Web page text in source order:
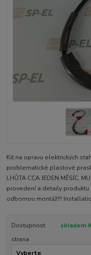
Kit na opravu elektrických
problematické plastové
LHŮTA CCA JEDEN MĚSÍC,
provedení a detaily produktu
odbornou montáž!!!
Dostupnost
skladem
strana